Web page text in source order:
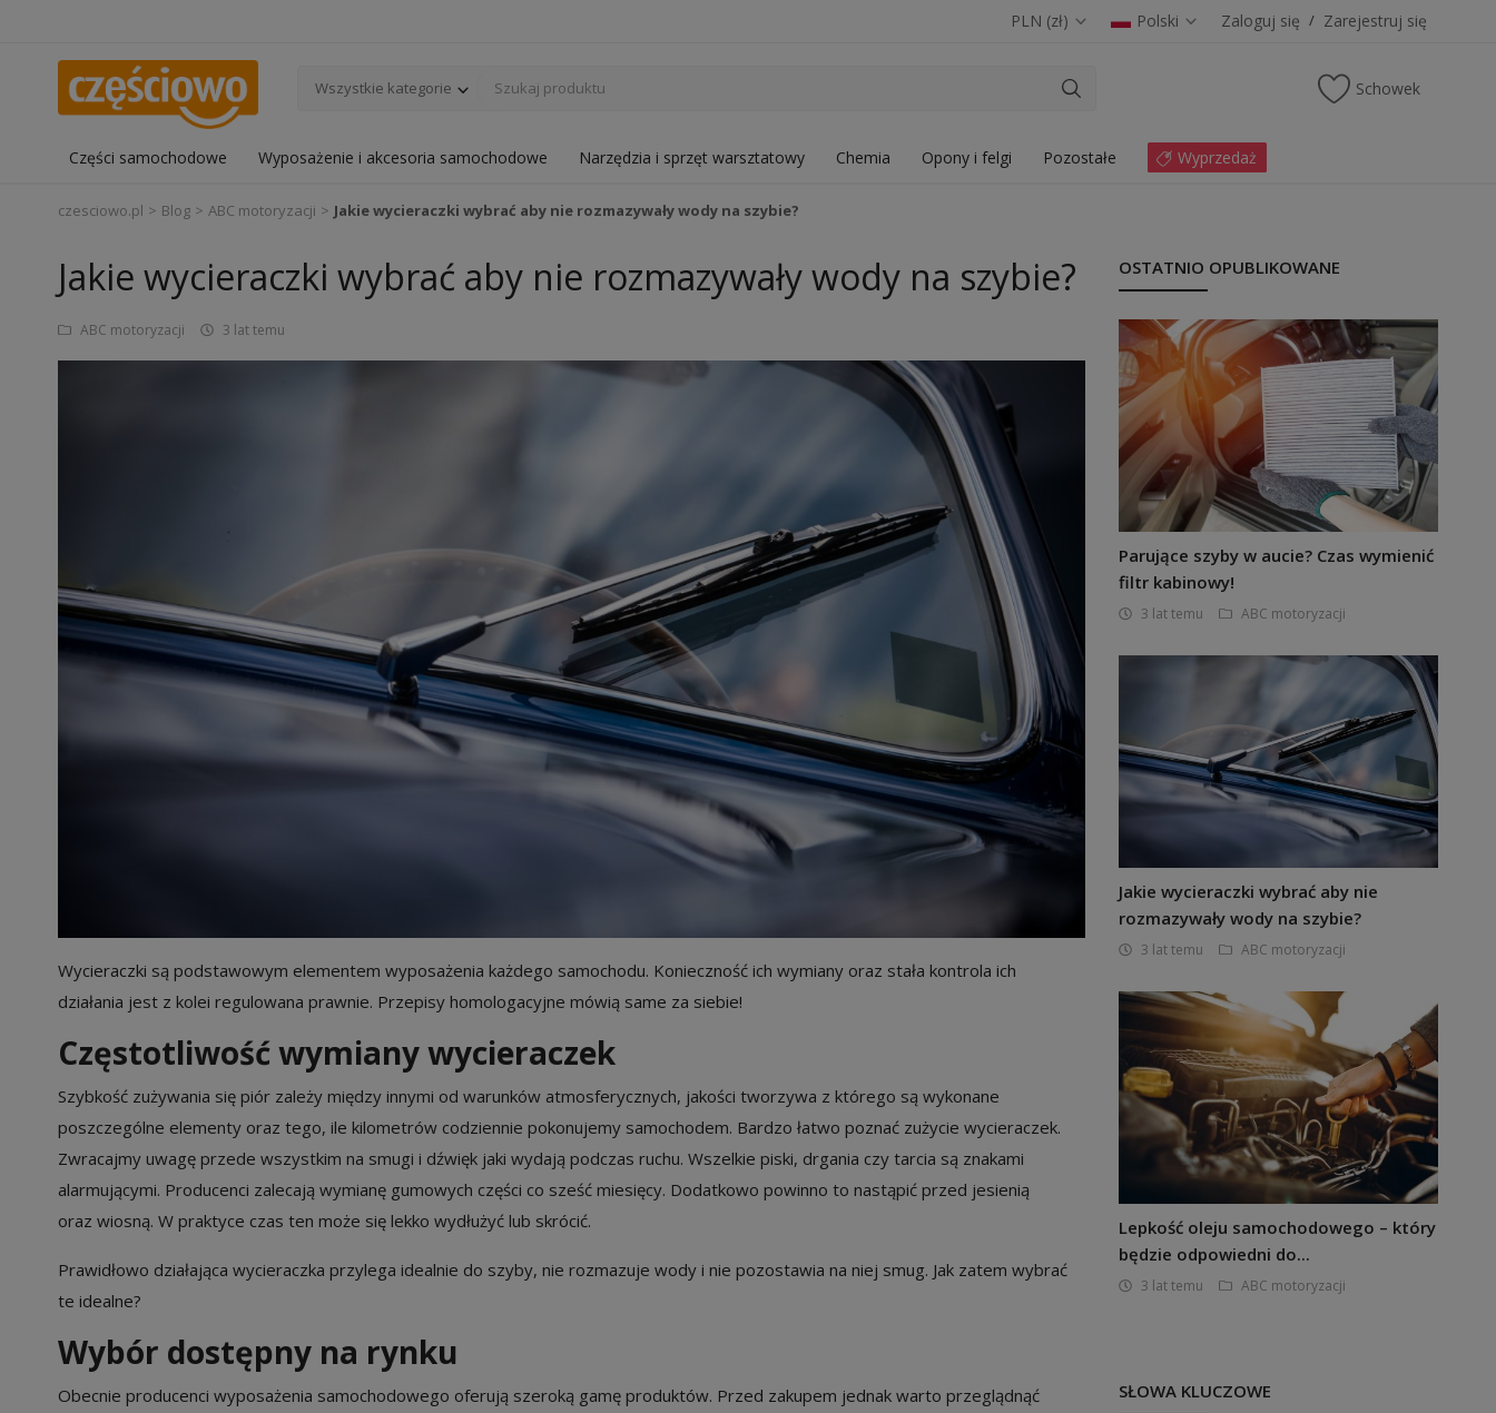
PLN (zł) Polski Zaloguj się / Zarejestruj się
Wszystkie kategorie Schowek
Części samochodowe Wyposażenie i akcesoria samochodowe Narzędzia i sprzęt warsztatowy Chemia Opony i felgi Pozostałe Wyprzedaż
czesciowo.pl Blog ABC motoryzacji Jakie wycieraczki wybrać aby nie rozmazywały wody na szybie?
Jakie wycieraczki wybrać aby nie rozmazywały wody na szybie?
ABC motoryzacji 3 lat temu
Wycieraczki są podstawowym elementem wyposażenia każdego samochodu. Konieczność ich wymiany oraz stała kontrola ich
działania jest z kolei regulowana prawnie. Przepisy homologacyjne mówią same za siebie!
Częstotliwość wymianywycieraczek
Szybkość zużywania się piór zależy między innymi od warunków atmosferycznych, jakości tworzywa z którego są wykonane
poszczególne elementy oraz tego, ile kilometrów codziennie pokonujemy samochodem. Bardzo łatwo poznać zużycie wycieraczek.
Zwracajmy uwagę przede wszystkim na smugi i dźwięk jaki wydają podczas ruchu. Wszelkie piski, drgania czy tarcia są znakami
alarmującymi. Producenci zalecają wymianę gumowych części co sześć miesięcy. Dodatkowo powinno to nastąpić przed jesienią
oraz wiosną. W praktyce czas ten może się lekko wydłużyć lub skrócić.
Prawidłowo działająca wycieraczka przylega idealnie do szyby, nie rozmazuje wody i nie pozostawia na niej smug. Jak zatem wybrać
te idealne?
Wybór dostępny na rynku
Obecnie producenci wyposażenia samochodowego oferują szeroką gamę produktów. Przed zakupem jednak warto przeglądnąć
OSTATNIO OPUBLIKOWANE
Parujące szyby w aucie? Czas wymienić
filtr kabinowy!
3 lat temu ABC motoryzacji
Jakie wycieraczki wybrać aby nie
rozmazywały wody na szybie?
3 lat temu ABC motoryzacji
Lepkość oleju samochodowego – który
będzie odpowiedni do...
3 lat temu ABC motoryzacji
SŁOWA KLUCZOWE